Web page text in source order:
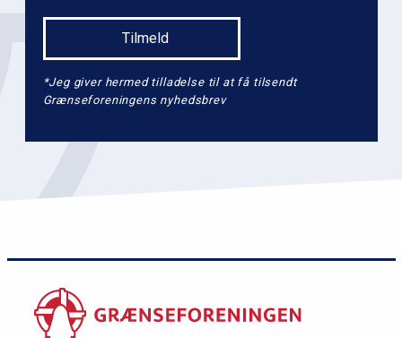
*Jeg giver hermed tilladelse til at få tilsendt
Grænseforeningens nyhedsbrev